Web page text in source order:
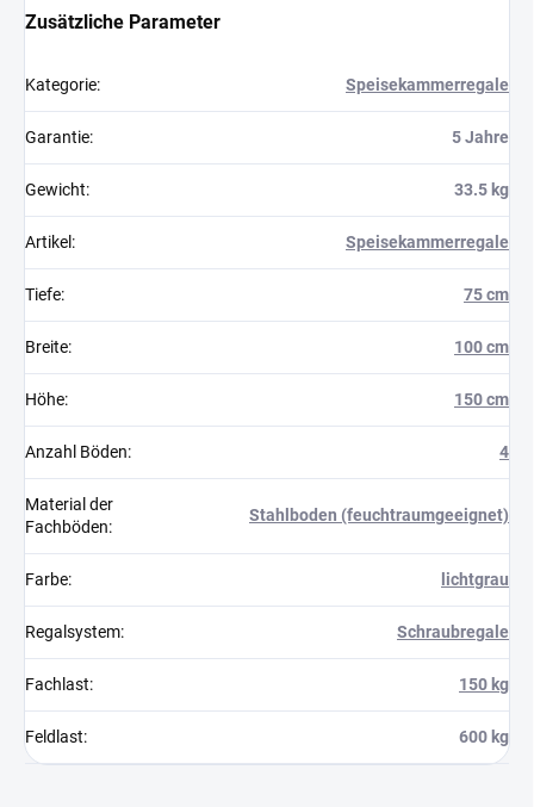
Zusätzliche Parameter
Kategorie: Speisekammerregale
Garantie: 5 Jahre
Gewicht: 33.5 kg
Artikel : Speisekammerregale
Tiefe: 75 cm
Breite: 100 cm
Höhe: 150 cm
Anzahl Böden: 4
Material der
Fachböden:
Stahlboden (feuchtraumgeeignet)
Farbe: lichtgrau
Regalsystem: Schraubregale
Fachlast: 150 kg
Feldlast: 600 kg